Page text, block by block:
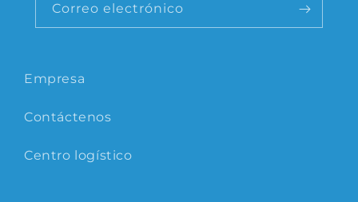
Empresa
Contáctenos
Centro logístico
Correo electrónico